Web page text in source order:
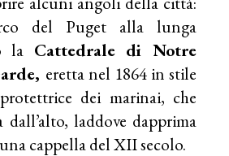
del Puget alla lunga
la Cattedrale di Notre
eretta nel 1864 in stile
dei marinai, che
laddove dapprima
cappella del XII secolo.